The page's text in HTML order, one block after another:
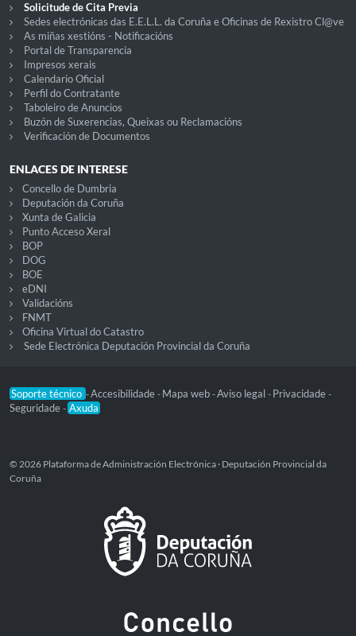
Solicitude de Cita Previa
Sedes electrónicas das E.E.L.L. da Coruña e Oficinas de Rexistro Cl@ve
As miñas xestións - Notificacións
Portal de Transparencia
Impresos xerais
Calendario Oficial
Perfil do Contratante
Taboleiro de Anuncios
Buzón de Suxerencias, Queixas ou Reclamacións
Verificación de Documentos
ENLACES DE INTERESE
Concello de Dumbria
Deputación da Coruña
Xunta de Galicia
Punto Acceso Xeral
BOP
DOG
BOE
eDNI
Validacións
FNMT
Oficina Virtual do Catastro
Sede Electrónica Deputación Provincial da Coruña
Soporte técnico -Accesibilidade - Mapa web -Aviso legal - Privacidade -
Seguridade - Axuda
© 2026 Plataforma de Administración Electrónica · Deputación Provincial da
Coruña